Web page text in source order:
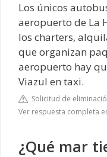
Los únicos
aeropuerto de La
los charters,
que organizan
aeropuerto hay
Viazul en taxi.
Solicitud de
Ver respuesta completa
¿Qué mar